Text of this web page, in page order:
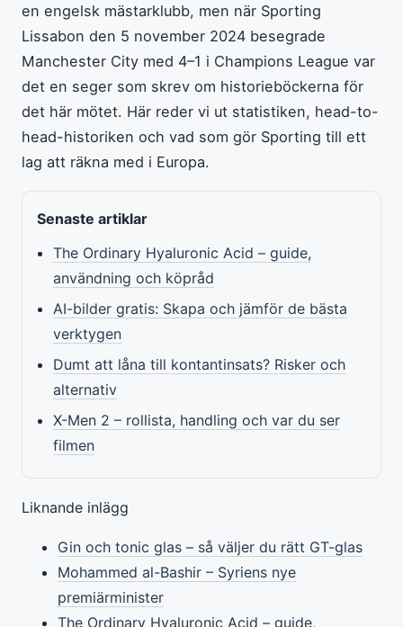
en engelsk mästarklubb, men när Sporting
Lissabon den 5 november 2024 besegrade
Manchester City med 4–1 i Champions League var
det en seger som skrev om historieböckerna för
det här mötet. Här reder vi ut statistiken, head-to-
head-historiken och vad som gör Sporting till ett
lag att räkna med i Europa.
Senaste artiklar
The Ordinary Hyaluronic Acid – guide,
användning och köpråd
AI-bilder gratis: Skapa och jämför de bästa
verktygen
Dumt att låna till kontantinsats? Risker och
alternativ
X-Men 2 – rollista, handling och var du ser
filmen
Liknande inlägg
Gin och tonic glas – så väljer du rätt GT-glas
Mohammed al-Bashir – Syriens nye
premiärminister
The Ordinary Hyaluronic Acid – guide,